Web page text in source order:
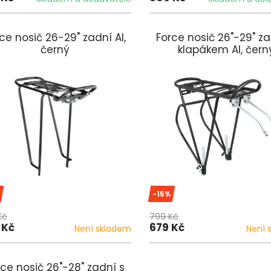
nosič 26-29" zadní Al,
černý
Není skladem
Force nosič 26"-29"
klapákem Al,
-15%
799 Kč
679 Kč Není
nosič 26"-28" zadní s